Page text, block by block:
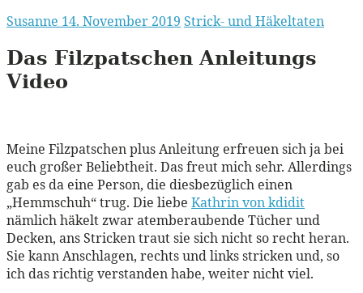
Susanne 14. November 2019 Strick- und Häkeltaten
Das Filzpatschen Anleitungs
Video
Meine Filzpatschen plus Anleitung erfreuen sich ja bei
euch großer Beliebtheit. Das freut mich sehr. Allerdings
gab es da eine Person, die diesbezüglich einen
„Hemmschuh“ trug. Die liebe Kathrin von kdidit
nämlich häkelt zwar atemberaubende Tücher und
Decken, ans Stricken traut sie sich nicht so recht heran.
Sie kann Anschlagen, rechts und links stricken und, so
ich das richtig verstanden habe, weiter nicht viel.